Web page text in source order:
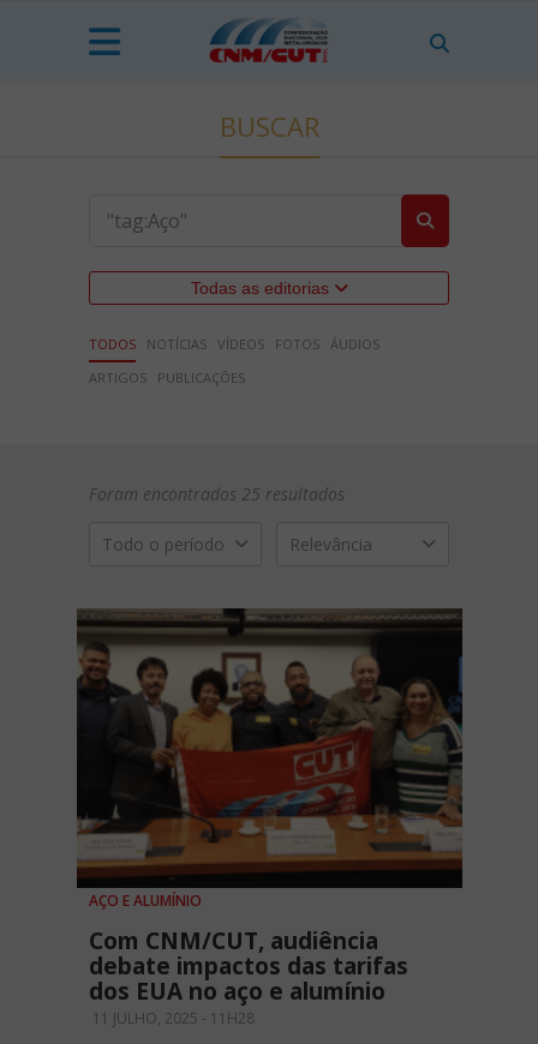
BUSCAR
Todas as editorias
TODOS NOTÍCIAS VÍDEOS FOTOS ÁUDIOS
ARTIGOS
PUBLICAÇÕES
Foram encontrados 25 resultados
Todo o período Relevância
AÇO E ALUMÍNIO
Com CNM/CUT, audiência
debate impactos das tarifas
dos EUA no aço e alumínio
11 JULHO, 2025 - 11H28